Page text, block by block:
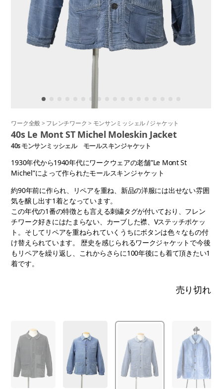
ワーク全般> フレンチワーク> モンサンミッシェル/ジャケット
40s Le Mont ST Michel Moleskin Jacket
40s モンサンミッシェル モールスキンジャケット
1930年代から1940年代にワークウェアの老舗”Le Mont St
Michel”によって作られたモールスキンジャケット
約90年前に作られ、リペアを重ね、新品の洋服には出せない雰囲
気を醸し出す1着となっています。
この年代の1番の特徴とも言える刺繍タグが付いており、フレン
チワーク好きにはたまらない、カーブした襟、Vステッチポケッ
ト。そしてリペアを重ねられていくうちにボタンは色々なもの付
け替えられています。 歴史を感じられるワークジャケットで今後
もリペアを繰り返し、これからさらに100年後にも着て頂きたい1
着です。
売り切れ